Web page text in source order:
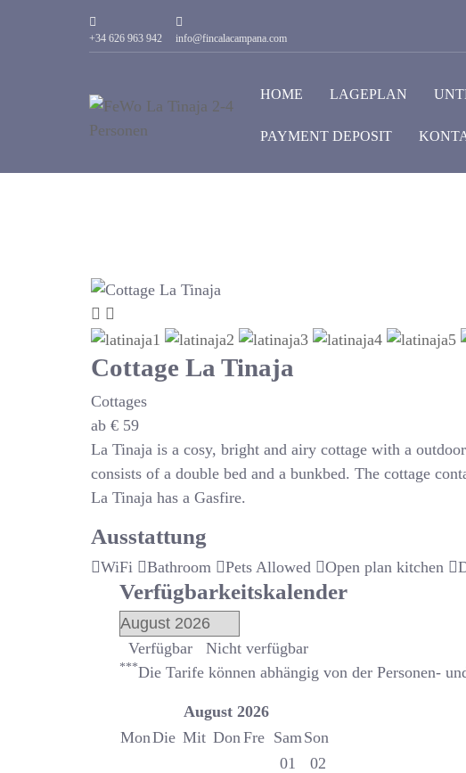
+34 626 963 942 info@fincalacampana.com
HOME LAGEPLAN
PAYMENT DEPOSIT
Cottage La Tinaja
Cottages
ab € 59
La Tinaja is a cosy, bright and airy cottage with a
consists of a double bed and a bunkbed. The cottage
La Tinaja has a Gasfire.
Ausstattung
WiFi Bathroom Pets Allowed Open plan kitchen
Verfügbarkeitskalender
Verfügbar Nicht verfügbar
***Die Tarife können abhängig von der Personen-
August 2026
MonDie Mit Don Fre Sam Son
01
02